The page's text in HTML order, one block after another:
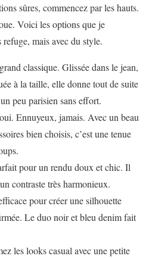
sûres, commencez par les hauts.
Voici les options que je
mais avec du style.
classique. Glissée dans le jean,
à la taille, elle donne tout de suite
peu parisien sans effort.
Ennuyeux, jamais. Avec un beau
bien choisis, c’est une tenue
pour un rendu doux et chic. Il
contraste très harmonieux.
pour créer une silhouette
Le duo noir et bleu denim fait
les looks casual avec une petite